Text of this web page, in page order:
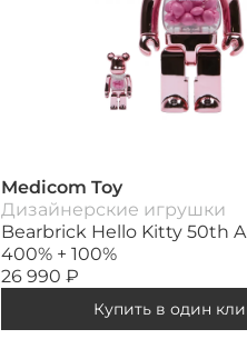
Medicom Toy
Дизайнерские игрушки
Bearbrick Hello Kitty 50th
400% + 100%
26 990 ₽
Купить в один